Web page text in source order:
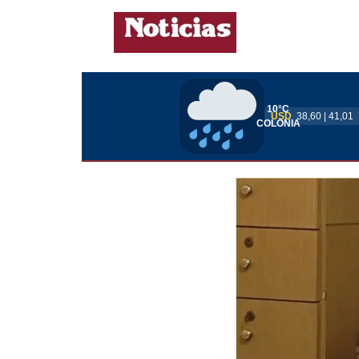
10°C
COLONIA
USD 38,60 | 41,01